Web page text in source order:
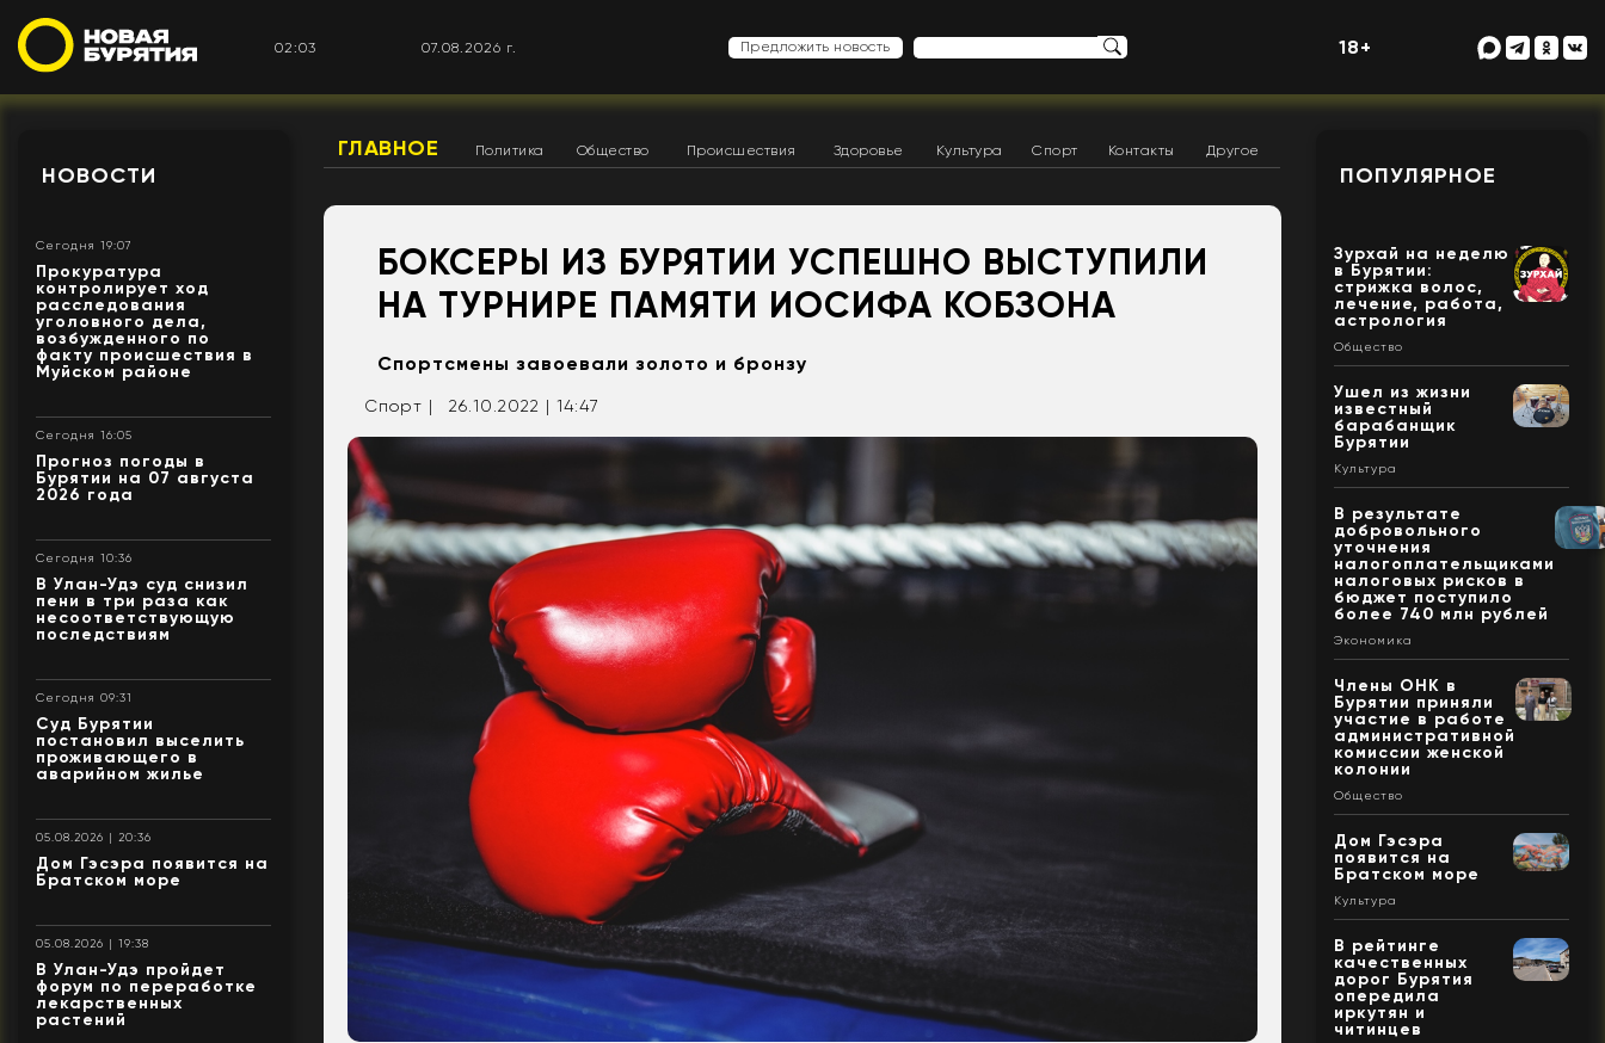
02:03 07.08.2026 г. Предложить новость 18+
НОВОСТИ
Сегодня 19:07
Прокуратура
контролирует ход
расследования
уголовного дела,
возбужденного по
факту происшествия в
Муйском районе
Сегодня 16:05
Прогноз погоды в
Бурятии на 07 августа
2026 года
Сегодня 10:36
В Улан-Удэ суд снизил
пени в три раза как
несоответствующую
последствиям
Сегодня 09:31
Суд Бурятии
постановил выселить
проживающего в
аварийном жилье
05.08.2026 | 20:36
Дом Гэсэра появится на
Братском море
05.08.2026 | 19:38
В Улан-Удэ пройдет
форум по переработке
лекарственных
растений
ГЛАВНОЕ Политика Общество Происшествия Здоровье Культура Спорт Контакты Другое
БОКСЕРЫ ИЗ БУРЯТИИ УСПЕШНО ВЫСТУПИЛИ
НА ТУРНИРЕ ПАМЯТИ ИОСИФА КОБЗОНА
Спортсмены завоевали золото и бронзу
Спорт | 26.10.2022 | 14:47
ПОПУЛЯРНОЕ
Зурхай на неделю
в Бурятии:
стрижка волос,
лечение, работа,
астрология
Общество
Ушел из жизни
известный
барабанщик
Бурятии
Культура
В результате
добровольного
уточнения
налогоплательщиками
налоговых рисков в
бюджет поступило
более 740 млн рублей
Экономика
Члены ОНК в
Бурятии приняли
участие в работе
административной
комиссии женской
колонии
Общество
Дом Гэсэра
появится на
Братском море
Культура
В рейтинге
качественных
дорог Бурятия
опередила
иркутян и
читинцев